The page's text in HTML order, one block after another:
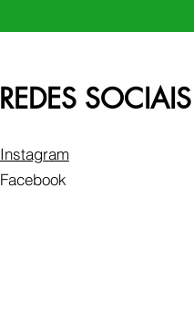
REDES SOCIAIS
Instagram
Facebook